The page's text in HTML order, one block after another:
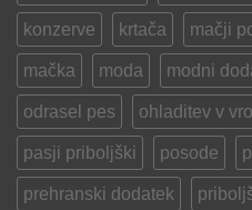
konzerve krtača mačji
mačka moda modni
odrasel pes ohladitev v
pasji priboljški posode
prehranski dodatek